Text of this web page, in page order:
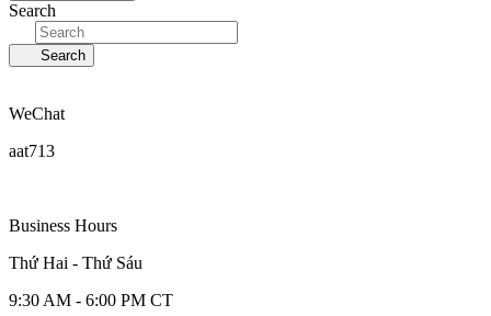
Search
Search
WeChat
aat713
Business Hours
Thứ Hai - Thứ Sáu
9:30 AM - 6:00 PM CT